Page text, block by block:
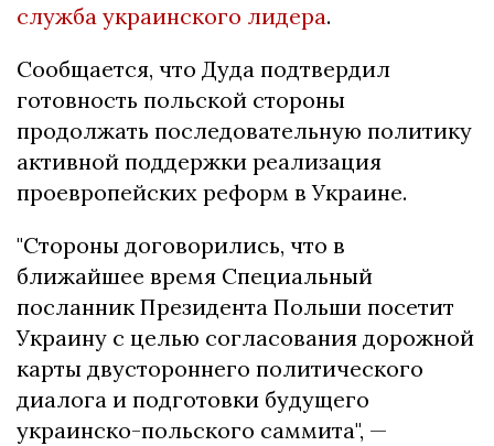
служба украинского лидера.
Сообщается, что Дуда подтвердил
готовность польской стороны
продолжать последовательную политику
активной поддержки реализация
проевропейских реформ в Украине.
"Стороны договорились, что в
ближайшее время Специальный
посланник Президента Польши посетит
Украину с целью согласования дорожной
карты двустороннего политического
диалога и подготовки будущего
украинско-польского саммита", —